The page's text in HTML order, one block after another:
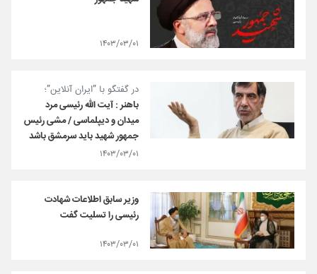
۱۴۰۳/۰۳/۰۱
در گفتگو با ”ایران آنلاین”؛
باهنر : آیت الله رئیسی مرد
میدان و دیپلماسی / مشی رئیس
جمهور شهید باید سرمشق باشد
۱۴۰۳/۰۳/۰۱
وزیر سابق اطلاعات شهادت
رئیسی را تسلیت گفت
۱۴۰۳/۰۳/۰۱